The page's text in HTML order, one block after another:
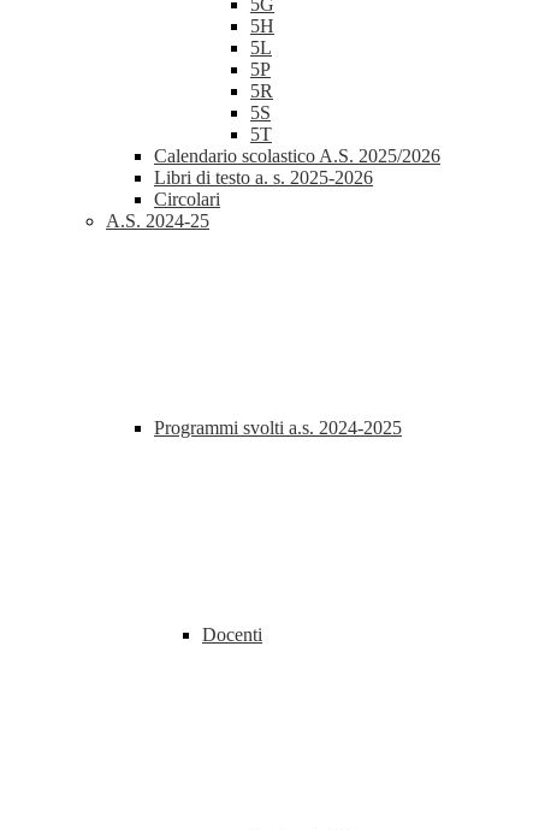
5G
5H
5L
5P
5R
5S
5T
Calendario scolastico A.S. 2025/2026
Libri di testo a. s. 2025-2026
Circolari
A.S. 2024-25
Programmi svolti a.s. 2024-2025
Docenti